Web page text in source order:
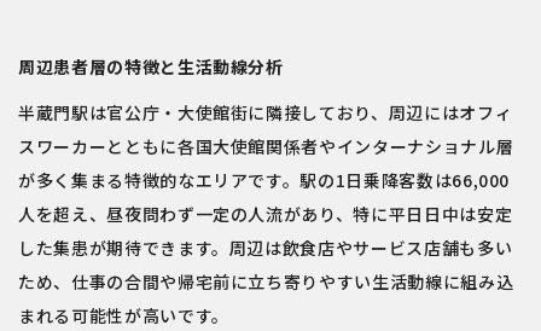
周辺患者層の特徴と生活動線分析
半蔵門駅は官公庁・大使館街に隣接しており、周辺にはオフィ
スワーカーとともに各国大使館関係者やインターナショナル層
が多く集まる特徴的なエリアです。駅の1日乗降客数は66,000
人を超え、昼夜問わず一定の人流があり、特に平日日中は安定
した集患が期待できます。周辺は飲食店やサービス店舗も多い
ため、仕事の合間や帰宅前に立ち寄りやすい生活動線に組み込
まれる可能性が高いです。